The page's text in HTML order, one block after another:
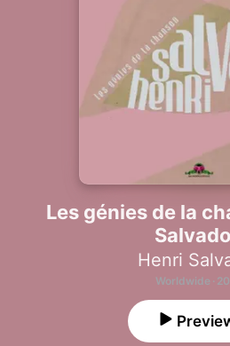
Install Apple
Les génies de la
Henri
Worldwide ·